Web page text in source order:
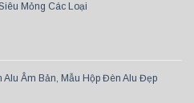
Mỏng Các Loại
Alu Âm Bản, Mẫu Hộp Đèn Alu Đẹp